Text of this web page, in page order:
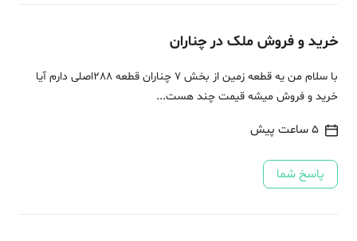
خرید و فروش ملک در چناران
با سلام من یه قطعه زمین از بخش 7 چناران قطعه 288اصلی دارم آیا
خرید و فروش میشه قیمت چند هست...
5 ساعت پیش
پاسخ شما